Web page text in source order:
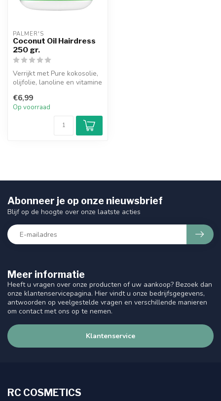
PALMER'S
Coconut Oil Hairdress
250 gr.
Verrijkt met Pure kokosolie,
olijfolie, lanoline en vitamine
€6,99
Op voorraad
Meer informatie
Heeft u vragen over onze producten of uw aankoop? Bezoek dan
onze klantenservicepagina. Hier vindt u onze bedrijfsgegevens,
antwoorden op veelgestelde vragen en verschillende manieren
om contact met ons op te nemen.
Klantenservice
Abonneer je op onze nieuwsbrief
Blijf op de hoogte over onze laatste acties
RC COSMETICS